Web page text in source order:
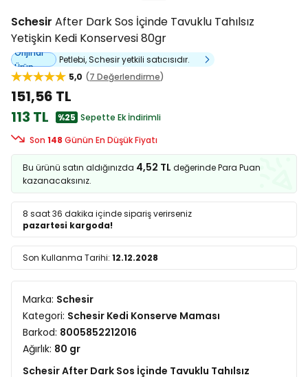
Schesir After Dark Sos İçinde Tavuklu Tahılsız
Yetişkin Kedi Konservesi 80gr
Orijinal
Ürün
Petlebi, Schesir yetkili satıcısıdır.
5,0
7 Değerlendirme
151,56 TL
113 TL
%25 Sepette Ek İndirimli
Son 148 Günün En Düşük Fiyatı
Bu ürünü satın aldığınızda 4,52 TL değerinde Para Puan
kazanacaksınız.
8 saat 36 dakika içinde sipariş verirseniz
pazartesi kargoda!
Son Kullanma Tarihi: 12.12.2028
Marka: Schesir
Kategori: Schesir Kedi Konserve Maması
Barkod: 8005852212016
Ağırlık: 80 gr
Schesir After Dark Sos İçinde Tavuklu Tahılsız